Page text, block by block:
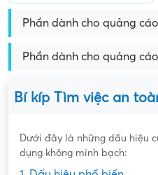
Phần dành cho quảng cáo
Phần dành cho quảng cáo
Bí kíp Tìm việc an
Dưới đây là những dấu hiệu
dụng không minh bạch: